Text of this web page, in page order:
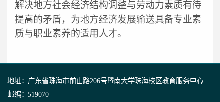
解决地方社会经济结构调整与劳动力素质有待
提高的矛盾，为地方经济发展输送具备专业素
质与职业素养的适用人才。
地址：广东省珠海市前山路206号暨南大学珠海校区教育服务中心
邮编：519070